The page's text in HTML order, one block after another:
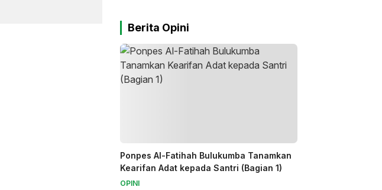
Berita Opini
Ponpes Al-Fatihah Bulukumba Tanamkan
Kearifan Adat kepada Santri (Bagian 1)
OPINI